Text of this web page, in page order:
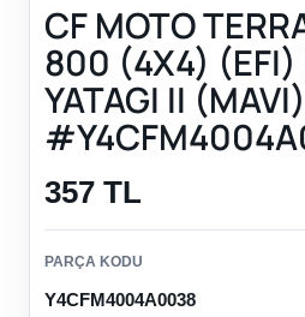
CF MOTO
800 (4X4) (EFI)
YATAGI II (MAVI)
357 TL
PARÇA KODU
Y4CFM4004A0038